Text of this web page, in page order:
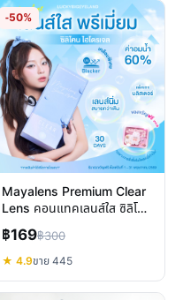
-50%
Mayalens Premium Clear
Lens คอนแทคเลนส์ใส ซิลิโคน
ไฮโดรเจล สบายตา
฿169฿300
★ 4.9ขาย 445